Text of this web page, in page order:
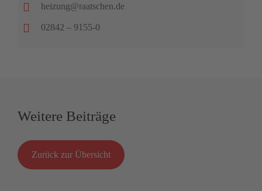
heizung@raatschen.de
02842 – 9155-0
Weitere Beiträge
Zurück zur Übersicht